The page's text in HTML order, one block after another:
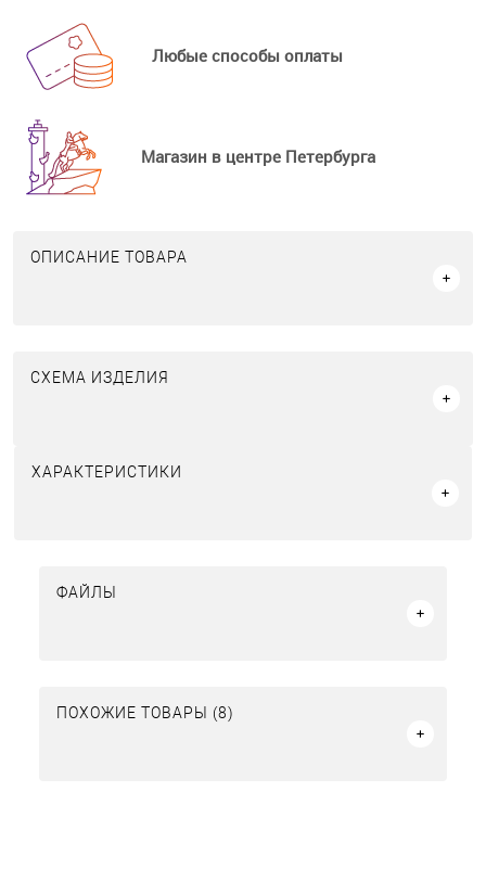
Любые способы оплаты
Магазин в центре Петербурга
ОПИСАНИЕ ТОВАРА
СХЕМА ИЗДЕЛИЯ
ХАРАКТЕРИСТИКИ
ФАЙЛЫ
ПОХОЖИЕ ТОВАРЫ (8)